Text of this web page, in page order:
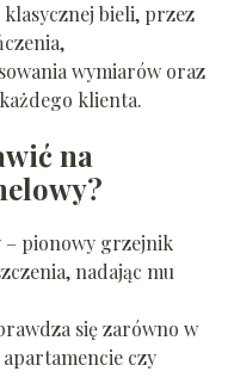
bieli, przez
wymiarów oraz
klienta.
na
– pionowy grzejnik
nadając mu
się zarówno w
czy